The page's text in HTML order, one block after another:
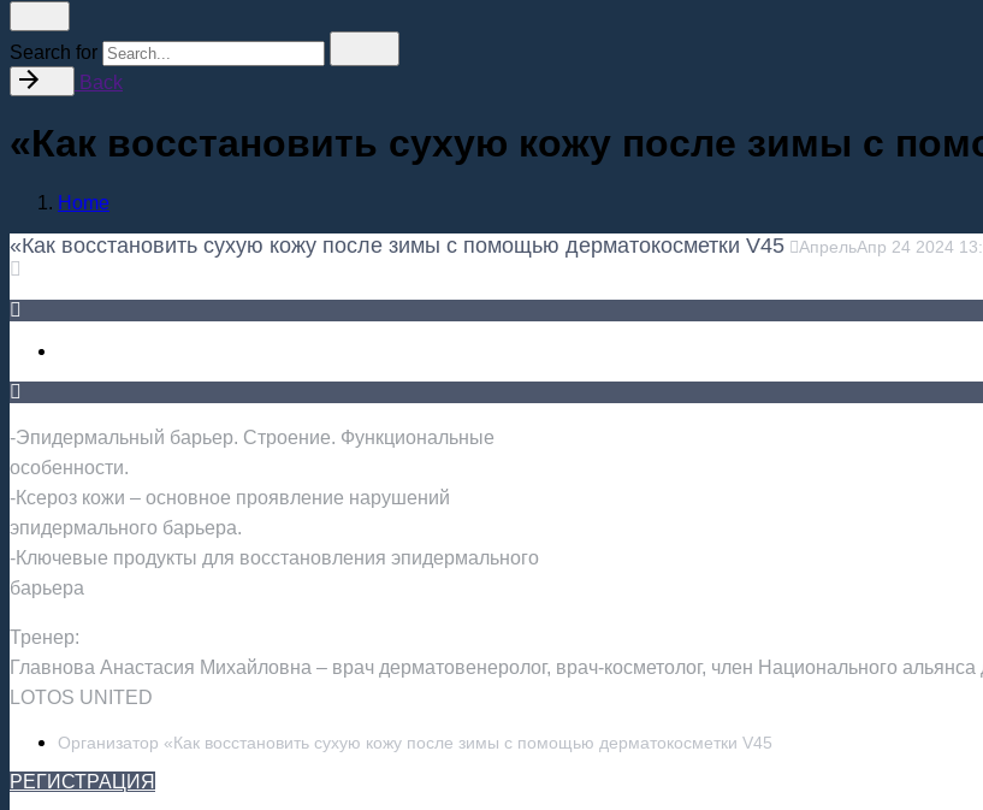
Search for
Back
«Как восстановить сухую кожу после зимы с
Home
«Как восстановить сухую кожу после зимы с помощью дерматокосметки V45 АпрельАпр 24 2024
-Эпидермальный барьер. Строение. Функциональные
особенности.
-Ксероз кожи – основное проявление нарушений
эпидермального барьера.
-Ключевые продукты для восстановления эпидермального
барьера
Тренер:
Главнова Анастасия Михайловна – врач дерматовенеролог, врач-косметолог, член Национального
LOTOS UNITED
Организатор «Как восстановить сухую кожу после зимы с помощью дерматокосметки V45
РЕГИСТРАЦИЯ